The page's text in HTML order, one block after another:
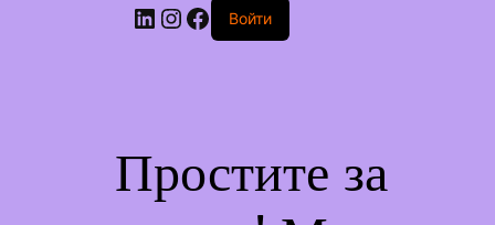
Войти
Простите за